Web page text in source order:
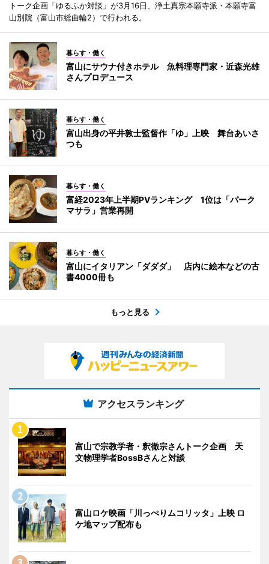
トーク企画「ゆるふか対談」が3月16日、浄土真宗本願寺派・本願寺富
山別院（富山市総曲輪2）で行われる。
暮らす・働く
富山にサウナ付きホテル 魚料理専門家・近森光雄
さんプロデュース
暮らす・働く
富山出身の平井敦士監督作「ゆ」上映 舞台あいさ
つも
暮らす・働く
富経2023年上半期PVランキング 1位は「パーク
マサラ」営業再開
暮らす・働く
富山にイタリアン「ダダダ」 店内に絵本などの古
書4000冊も
もっと見る
アクセスランキング
富山で宗教学者・釈徹宗さんトーク企画 天
文物理学者BossBさんと対談
富山ロケ映画「川っぺりムコリッタ」上映 ロ
ケ地マップ配布も